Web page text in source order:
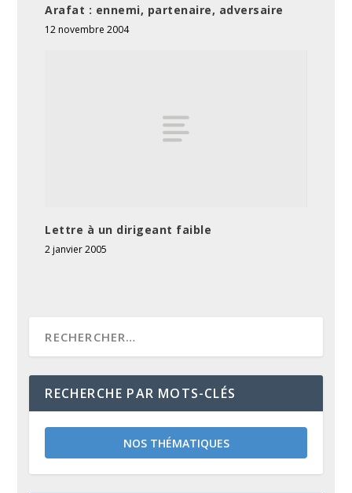
Arafat : ennemi, partenaire, adversaire
12 novembre 2004
Lettre à un dirigeant faible
2 janvier 2005
RECHERCHE PAR MOTS-CLÉS
NOS THÉMATIQUES